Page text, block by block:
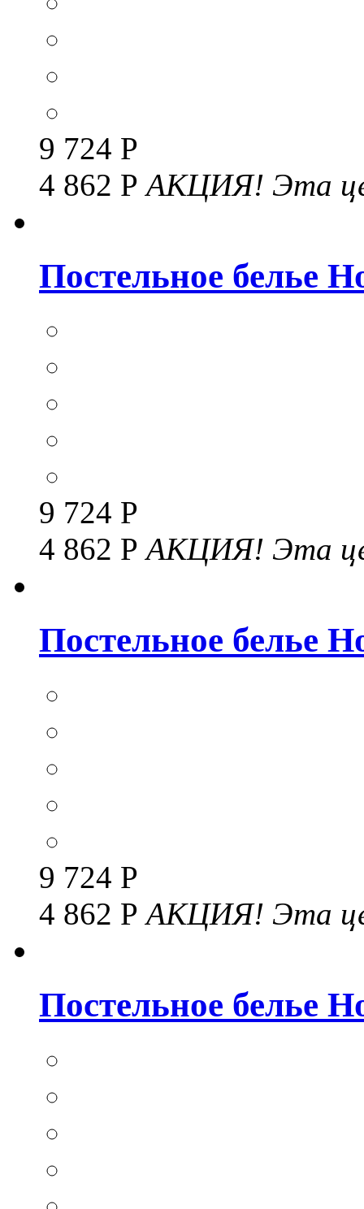
9 724 Р
4 862 РАКЦИЯ! Эта
Постельное белье
9 724 Р
4 862 РАКЦИЯ! Эта
Постельное белье
9 724 Р
4 862 РАКЦИЯ! Эта
Постельное белье